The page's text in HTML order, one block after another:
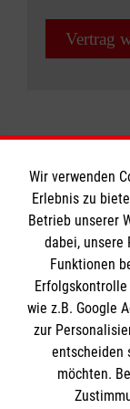
Eltern,
Betreuer,
zu tun
Kursdauer:
9
Vertrag
Impressum
Datenschutz
Kontakt
Die
Malteser in
Wir verwenden
Erlebnis zu
Betrieb unserer
dabei, unsere
Funktionen
wie z.B. Google
zur
entscheiden
möchten.